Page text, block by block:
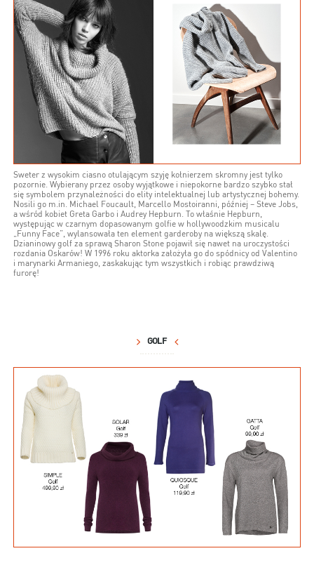
Sweter z wysokim ciasno otulającym szyję kołnierzem skromny jest tylko
pozornie. Wybierany przez osoby wyjątkowe i niepokorne bardzo szybko stał
się symbolem przynależności do elity intelektualnej lub artystycznej bohemy.
Nosili go m.in. Michael Foucault, Marcello Mostoiranni, później – Steve Jobs,
a wśród kobiet Greta Garbo i Audrey Hepburn. To właśnie Hepburn,
występując w czarnym dopasowanym golfie w hollywoodzkim musicalu
„Funny Face”, wylansowała ten element garderoby na większą skalę.
Dzianinowy golf za sprawą Sharon Stone pojawił się nawet na uroczystości
rozdania Oskarów! W 1996 roku aktorka założyła go do spódnicy od Valentino
i marynarki Armaniego, zaskakując tym wszystkich i robiąc prawdziwą
furorę!
GOLF